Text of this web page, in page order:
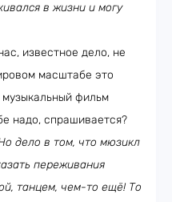
в жизни и могу
известное дело, не
масштабе это
фильм
надо, спрашивается?
дело в том, что мюзикл
переживания
танцем, чем-то ещё! То